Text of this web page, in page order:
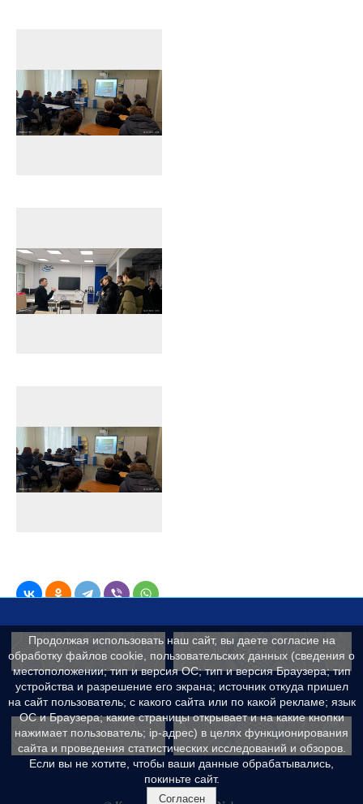
Контакты Сведения об
Реквизиты
Продолжая использовать наш сайт, вы даете согласие на
обработку файлов cookie, пользовательских данных (сведения о
местоположении; тип и версия ОС; тип и версия Браузера; тип
устройства и разрешение его экрана; источник откуда пришел
на сайт пользователь; с какого сайта или по какой рекламе; язык
ОС и Браузера; какие страницы открывает и на какие кнопки
нажимает пользователь; ip-адрес) в целях функционирования
сайта и проведения статистических исследований и обзоров.
Если вы не хотите, чтобы ваши данные обрабатывались,
покиньте сайт.
Согласен